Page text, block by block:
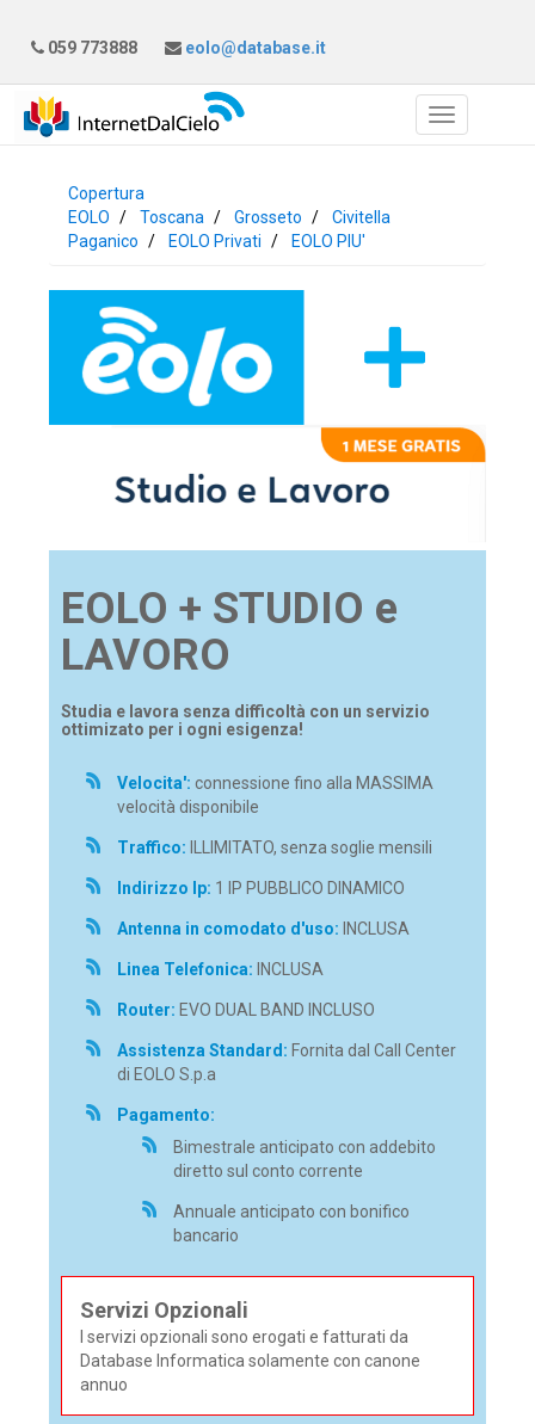
059 773888 eolo@database.it
Copertura
EOLO
Toscana Grosseto
Civitella
Paganico
EOLO Privati EOLO PIU'
EOLO + STUDIO e
LAVORO
Studia e lavora senza difficoltà con un servizio
ottimizato per i ogni esigenza!
Velocita': connessione fino alla MASSIMA
velocità disponibile
Traffico: ILLIMITATO, senza soglie mensili
Indirizzo Ip: 1 IP PUBBLICO DINAMICO
Antenna in comodato d'uso: INCLUSA
Linea Telefonica: INCLUSA
Router: EVO DUAL BAND INCLUSO
Assistenza Standard: Fornita dal Call Center
di EOLO S.p.a
Pagamento:
Bimestrale anticipato con addebito
diretto sul conto corrente
Annuale anticipato con bonifico
bancario
Servizi Opzionali
I servizi opzionali sono erogati e fatturati da
Database Informatica solamente con canone
annuo